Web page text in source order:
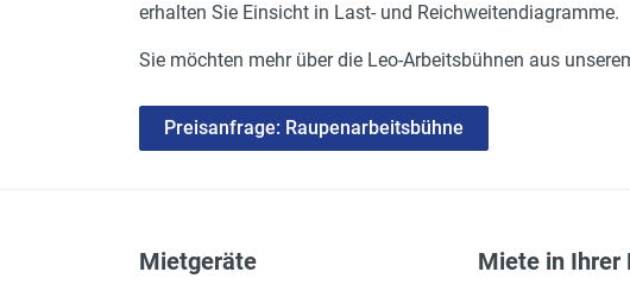
erhalten Sie Einsicht in Last- und Reichweitendiagramme.
Sie möchten mehr über die Leo-Arbeitsbühnen aus
Preisanfrage: Raupenarbeitsbühne
Mietgeräte Miete in Ihrer